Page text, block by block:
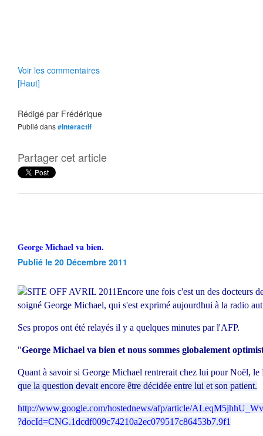
Voir les commentaires
[Haut]
Rédigé par Frédérique
Publié dans#Interactif
Partager cet article
George Michael va bien.
Publié le 20 Décembre 2011
Encore une fois c'est un des docteurs
soigné George Michael, qui s'est exprimé aujourdhui à la radio
Ses propos ont été relayés il y a quelques minutes par l'AFP.
"George Michael va bien et nous sommes globalement
Quant à savoir si George Michael rentrerait chez lui pour Noël,
que la question devait encore être décidée entre lui et son patient.
http://www.google.com/hostednews/afp/article/
?docId=CNG.1dcdf009c74210a2ec079517c86453b7.9f1